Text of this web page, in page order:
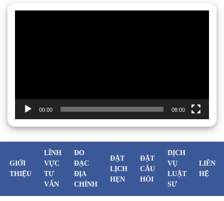
00:00 08:00
GIỚI
THIỆU
LĨNH
VỰC
TƯ
VẤN
ĐO
ĐẠC
ĐỊA
CHÍNH
ĐẶT
LỊCH
HẸN
ĐẶT
CÂU
HỎI
DỊCH
VỤ
LUẬT
SƯ
LIÊN
HỆ